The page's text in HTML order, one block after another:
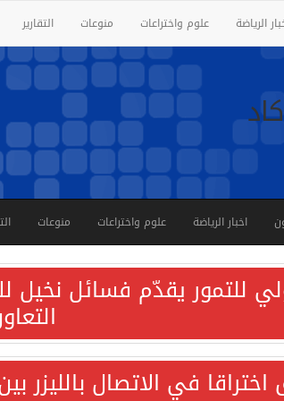
الرياضة علوم واختراعات منوعات التقارير
اخبار الرياضة علوم واختراعات منوعات
للتمور يقدّم فسائل نخيل
في الاتصال بالليزر